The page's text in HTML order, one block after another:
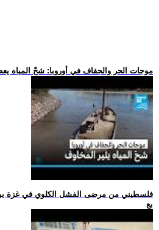
.. موجات الحر والجفاف في أوروبا: شحّ المياه
بع